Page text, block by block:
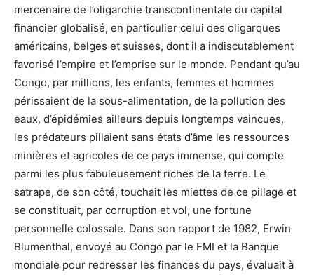
mercenaire de l’oligarchie transcontinentale du capital
financier globalisé, en particulier celui des oligarques
américains, belges et suisses, dont il a indiscutablement
favorisé l’empire et l’emprise sur le monde. Pendant qu’au
Congo, par millions, les enfants, femmes et hommes
périssaient de la sous-alimentation, de la pollution des
eaux, d’épidémies ailleurs depuis longtemps vaincues,
les prédateurs pillaient sans états d’âme les ressources
minières et agricoles de ce pays immense, qui compte
parmi les plus fabuleusement riches de la terre. Le
satrape, de son côté, touchait les miettes de ce pillage et
se constituait, par corruption et vol, une fortune
personnelle colossale. Dans son rapport de 1982, Erwin
Blumenthal, envoyé au Congo par le FMI et la Banque
mondiale pour redresser les finances du pays, évaluait à